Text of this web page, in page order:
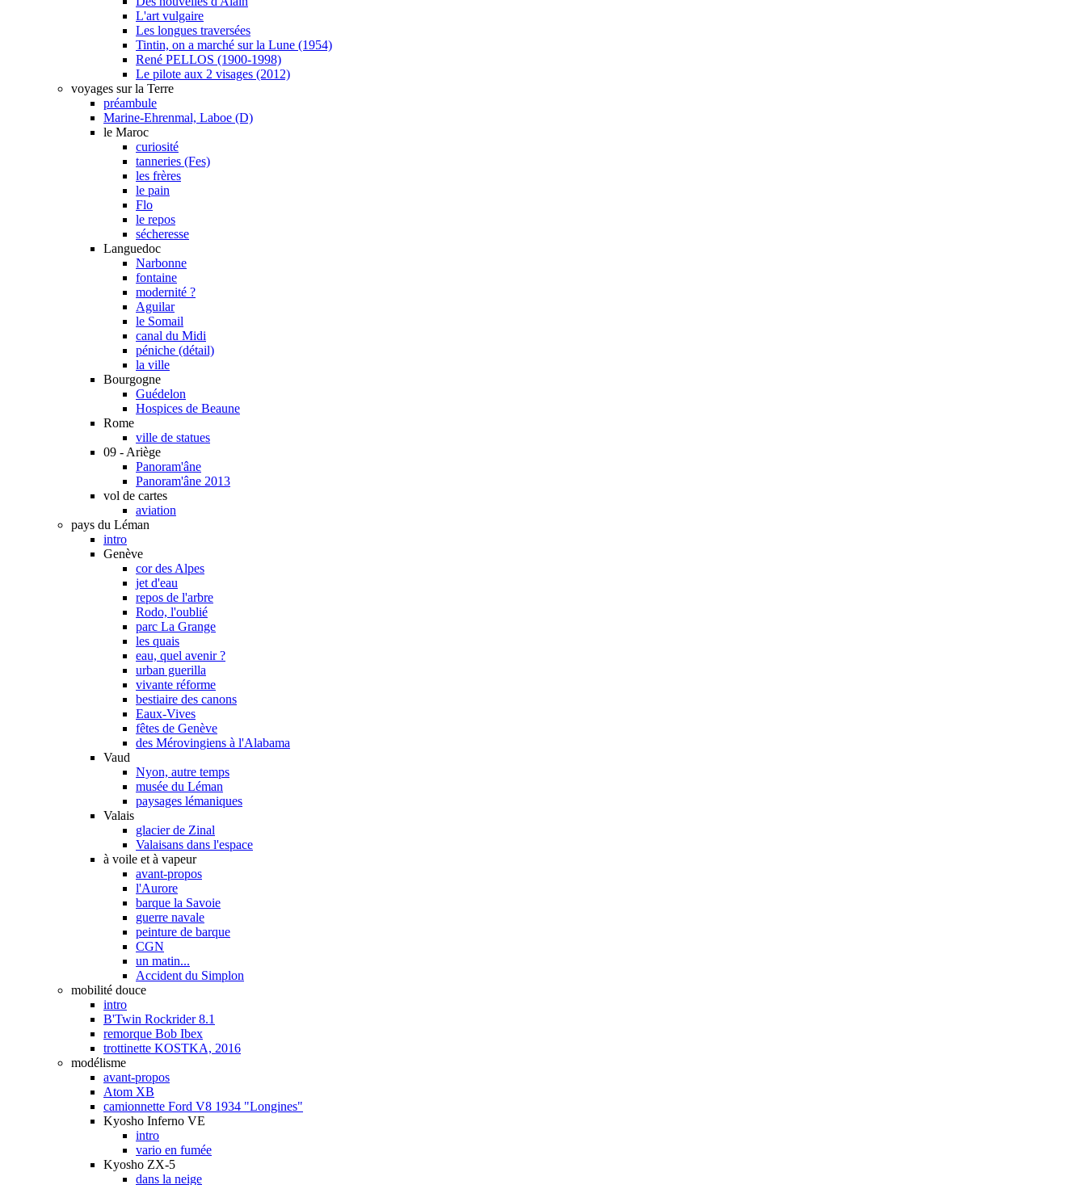
L'art vulgaire
Les longues traversées
Tintin, on a marché sur la Lune (1954)
René PELLOS (1900-1998)
Le pilote aux 2 visages (2012)
voyages sur la Terre
préambule
Marine-Ehrenmal, Laboe (D)
le Maroc
curiosité
tanneries (Fes)
les frères
le pain
Flo
le repos
sécheresse
Languedoc
Narbonne
fontaine
modernité ?
Aguilar
le Somail
canal du Midi
péniche (détail)
la ville
Bourgogne
Guédelon
Hospices de Beaune
Rome
ville de statues
09 - Ariège
Panoram'âne
Panoram'âne 2013
vol de cartes
aviation
pays du Léman
intro
Genève
cor des Alpes
jet d'eau
repos de l'arbre
Rodo, l'oublié
parc La Grange
les quais
eau, quel avenir ?
urban guerilla
vivante réforme
bestiaire des canons
Eaux-Vives
fêtes de Genève
des Mérovingiens à l'Alabama
Vaud
Nyon, autre temps
musée du Léman
paysages lémaniques
Valais
glacier de Zinal
Valaisans dans l'espace
à voile et à vapeur
avant-propos
l'Aurore
barque la Savoie
guerre navale
peinture de barque
CGN
un matin...
Accident du Simplon
mobilité douce
intro
B'Twin Rockrider 8.1
remorque Bob Ibex
trottinette KOSTKA, 2016
modélisme
avant-propos
Atom XB
camionnette Ford V8 1934 "Longines"
Kyosho Inferno VE
intro
vario en fumée
Kyosho ZX-5
dans la neige